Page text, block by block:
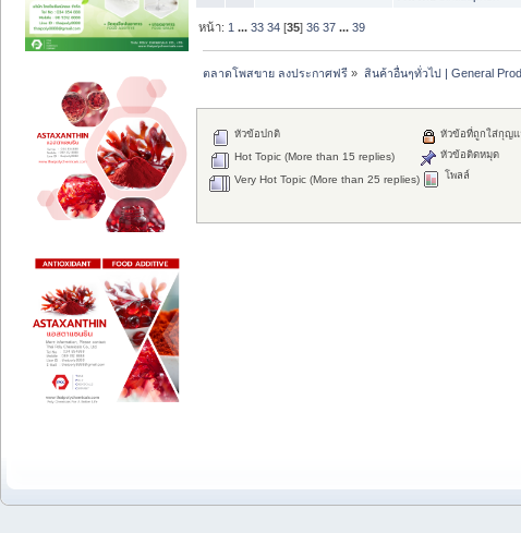
หน้า: 1 ...33 34 [35]36 37 ...39
ตลาดโพสขาย ลงประกาศฟรี » สินค้าอื่นๆทั่วไป | General
หัวข้อปกติ
Hot Topic (More than 15 replies)
Very Hot Topic (More than 25 replies)
หัวข้อที่ถูกใส่กุญแ
หัวข้อติดหมุด
โพลล์